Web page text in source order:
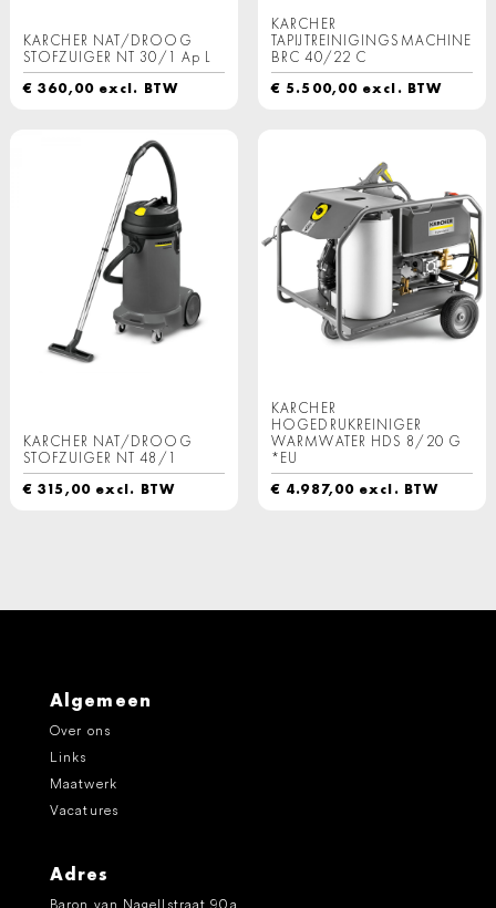
KARCHER NAT/DROOG
STOFZUIGER NT 30/1 Ap L
€ 360,00excl. BTW
KARCHER
TAPIJTREINIGINGSMACHINE
BRC 40/22 C
€ 5.500,00 excl. BTW
KARCHER NAT/DROOG
STOFZUIGER NT 48/1
€ 315,00excl. BTW
KARCHER
HOGEDRUKREINIGER
WARMWATER HDS 8/20 G
*EU
€ 4.987,00 excl. BTW
Algemeen
Over ons
Links
Maatwerk
Vacatures
Adres
Baron van Nagellstraat 90a